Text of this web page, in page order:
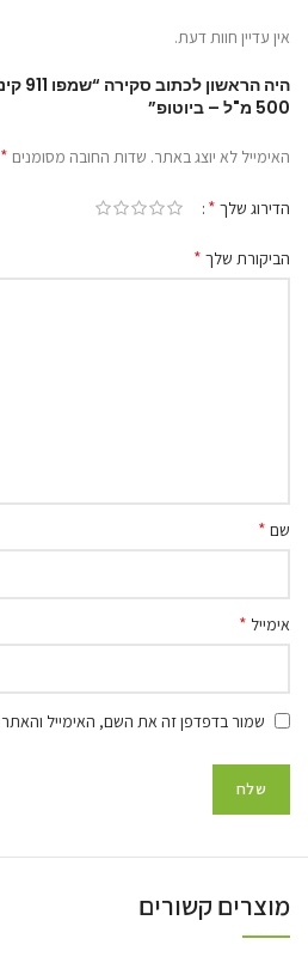
אין עדיין חוות דעת.
היה
500 מ"ל – ביוטופ”
האימייל לא יוצג באתר. שדות החובה מסומנים *
הדירוג שלך *
הביקורת שלך *
שם *
אימייל *
שמור בדפדפן זה את השם, האימייל
מוצרים קשורים